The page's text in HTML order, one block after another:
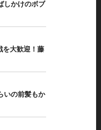
しかけのボブ
を大歓迎！藤
いの前髪もか